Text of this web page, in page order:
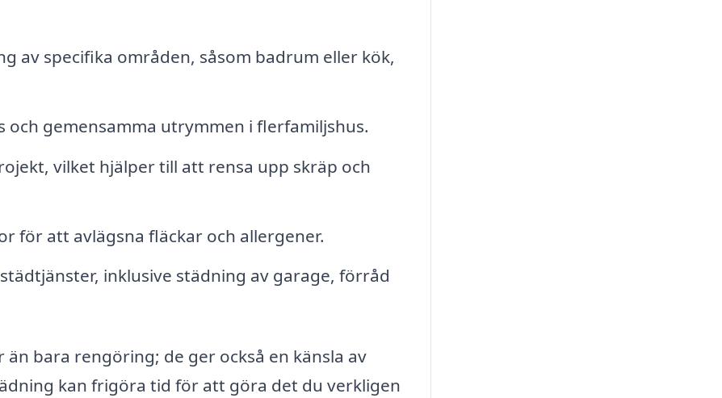
av specifika områden, såsom badrum eller kök,
och gemensamma utrymmen i flerfamiljshus.
vilket hjälper till att rensa upp skräp och
för att avlägsna fläckar och allergener.
inklusive städning av garage, förråd
bara rengöring; de ger också en känsla av
kan frigöra tid för att göra det du verkligen